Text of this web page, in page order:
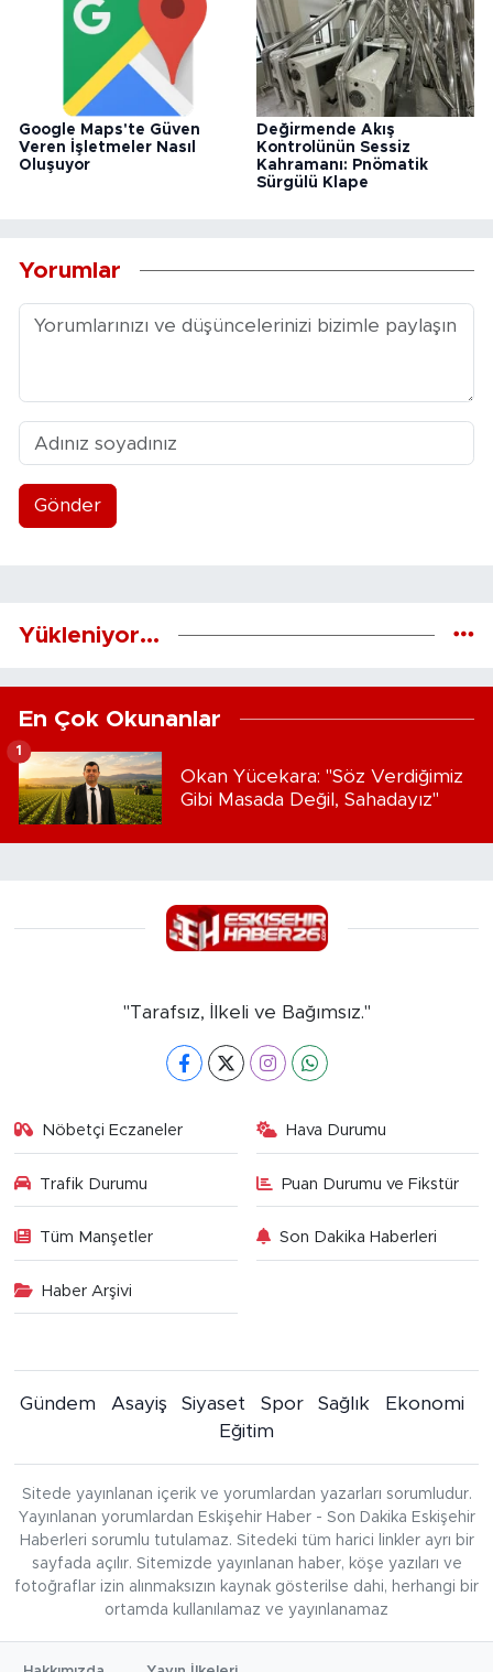
Google Maps'te Güven
Veren İşletmeler Nasıl
Oluşuyor
Değirmende Akış
Kontrolünün Sessiz
Kahramanı: Pnömatik
Sürgülü Klape
Yorumlar
Gönder
Yükleniyor...
En Çok Okunanlar
Okan Yücekara: "Söz Verdiğimiz
Gibi Masada Değil, Sahadayız"
1
"Tarafsız, İlkeli ve Bağımsız."
Nöbetçi Eczaneler Hava Durumu
Trafik Durumu Puan Durumu ve Fikstür
Tüm Manşetler Son Dakika Haberleri
Haber Arşivi
Gündem Asayiş Siyaset Spor Sağlık
Ekonomi
Eğitim
Sitede yayınlanan içerik ve yorumlardan yazarları sorumludur.
Yayınlanan yorumlardan Eskişehir Haber - Son Dakika Eskişehir
Haberleri sorumlu tutulamaz. Sitedeki tüm harici linkler ayrı bir
sayfada açılır. Sitemizde yayınlanan haber, köşe yazıları ve
fotoğraflar izin alınmaksızın kaynak gösterilse dahi, herhangi bir
ortamda kullanılamaz ve yayınlanamaz